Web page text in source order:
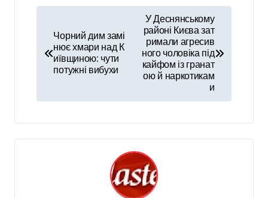
в
ц
Чорний дим замі
нює хмари над К
иївщиною: чути
потужні вибухи
У Деснянському
районі Києва зат
римали агресив
ного чоловіка під
кайфом із гранат
ою й наркотикам
и